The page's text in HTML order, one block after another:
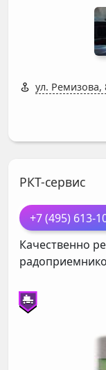
ул. Ремизова,
РКТ-сервис
+7 (495) 613-
Качественно